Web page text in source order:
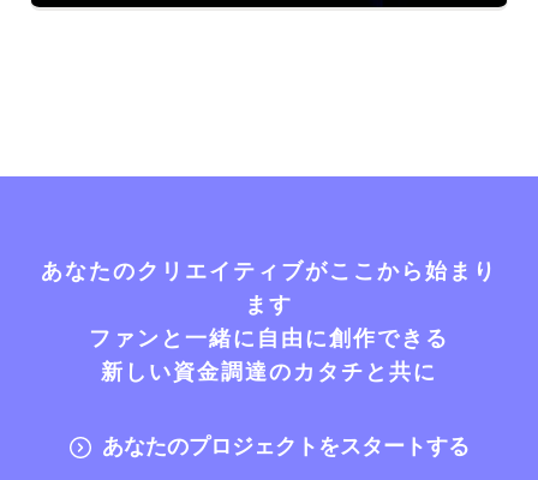
あなたのクリエイティブがここから始まり
ます
ファンと一緒に自由に創作できる
新しい資金調達のカタチと共に
あなたのプロジェクトをスタートする